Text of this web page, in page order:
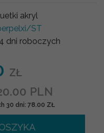
akryl
ST
dni roboczych
ZŁ
PLN
30 dni: 78.00 ZŁ